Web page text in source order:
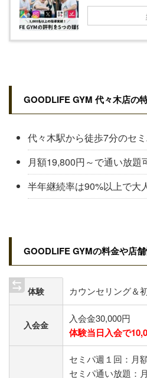
GOODLIFE GYM 代々木店の
代々木駅から徒歩7分​のセ
月額19,800円～で通い放題
半年継続率は90%以上で大
GOODLIFE GYMの料金や店
体験 カウンセリング＆
入会金
入会金30,000円
体験当日入会で
セミパ週１回：月
セミパ通い放題：